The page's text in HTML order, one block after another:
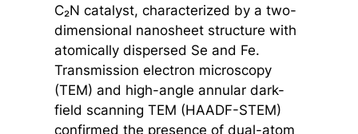
C₂N catalyst, characterized by a two-
dimensional nanosheet structure with
atomically dispersed Se and Fe.
Transmission electron microscopy
(TEM) and high-angle annular dark-
field scanning TEM (HAADF-STEM)
confirmed the presence of dual-atom